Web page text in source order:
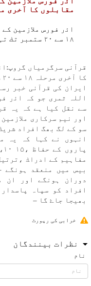
مقابلوں كا آخری
اﺋر فورس ملازمين
۱۸ سے ۲۰ ستمبر تك تہران میں منعقد ہوگا-
قرآنی سرگرمياں
كا آخری مرحلہ ۱۸ سے ۲۰ ستمبر تك تہران میں منعقد ہوگا-
ايران كی قرآنی خبر
اللہ ثمری جو كہ اﺋر
سے نقل كيا ہے كہ یہ
اور نيم سركاری
سو كے لگ بھگ افراد
مفاہيم كے ادراك
بيس میں منعقد ہونگے
دوران ہونگے اور ان
افراد كو سپاہ
بھيجا جاۓ گا –
خرابی کی رپورٹ
نظرات بینندگان
نام